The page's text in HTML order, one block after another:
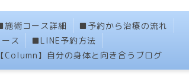
施術コース詳細
■予約から治療の流れ
ス
■LINE予約方法
【Column】自分の身体と向き合うブログ